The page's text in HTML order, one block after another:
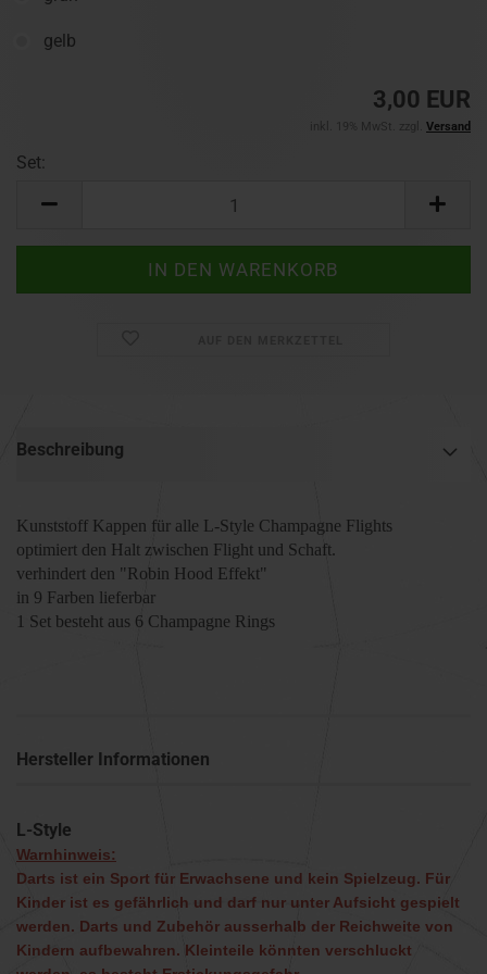
gelb
3,00 EUR
inkl. 19% MwSt. zzgl. Versand
Set:
Beschreibung
Kunststoff Kappen für alle L-Style Champagne Flights
optimiert den Halt zwischen Flight und Schaft.
verhindert den "Robin Hood Effekt"
in 9 Farben lieferbar
1 Set besteht aus 6 Champagne Rings
Hersteller Informationen
L-Style
Warnhinweis:
Darts ist ein Sport für Erwachsene und kein Spielzeug. Für
Kinder ist es gefährlich und darf nur unter Aufsicht gespielt
werden. Darts und Zubehör ausserhalb der Reichweite von
Kindern aufbewahren. Kleinteile könnten verschluckt